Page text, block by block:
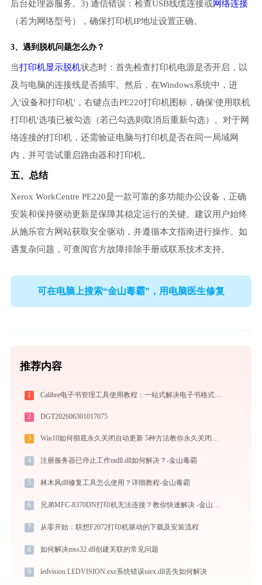
后台处理器服务。3) 通信错误：检查USB线缆连接或网络连接
（若为网络型号），确保打印机IP地址设置正确。
3、遇到脱机问题怎么办？
当打印机显示脱机状态时：首先检查打印机电源是否开启，以
及与电脑的连接线是否插牢。然后，在Windows系统中，进
入'设备和打印机'，右键点击PE220打印机图标，确保'使用联机
打印机'选项已被勾选（若已勾选则取消后重新勾选）。对于网
络连接的打印机，还需验证电脑与打印机是否在同一局域网
内，并可尝试重启路由器和打印机。
五、总结
Xerox WorkCentre PE220是一款可靠的多功能办公设备，正确
安装和保持驱动更新是保障其稳定运行的关键。建议用户始终
从施乐官方网站获取安全驱动，并遵循本文指南进行操作。如
遇复杂问题，可查阅官方故障排除手册或联系技术支持。
可在电脑上搜索“金山毒霸”，用电脑医生修复
推荐内容
1 Calibre电子书管理工具使用教程：一站式解决电子书格式转换、元数据管理与设备同步
2 DGT202606301017075
3 Win10如何彻底永久关闭自动更新 5种方法教你永久关闭win10自动更新
4 注册服务器已停止工作ntdll.dll如何解决？-金山毒霸
5 林木风dll修复工具怎么使用？详细教程-金山毒霸
6 兄弟MFC-8370DN打印机无法连接？教你快速解决 -金山毒霸
7 从零开始：联想F2072打印机驱动的下载及安装流程
8 如何解决mss32.dll创建关联的常见问题
9 ledvision LEDVISION.exe系统错误uiex.dll丢失如何解决